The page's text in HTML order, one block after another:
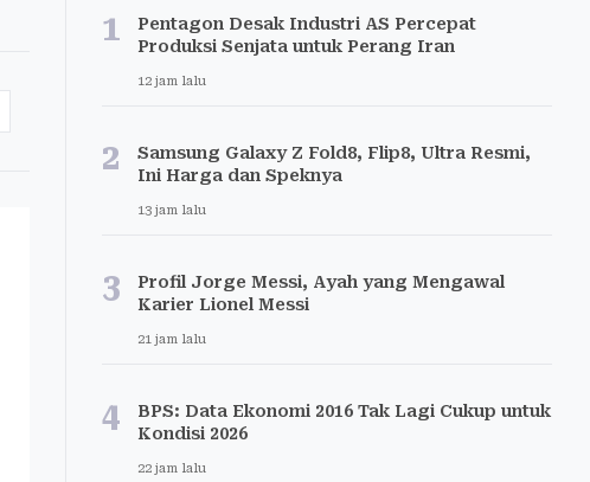
1
Pentagon Desak Industri AS Percepat
Produksi Senjata untuk Perang Iran
12 jam lalu
2
Samsung Galaxy Z Fold8, Flip8, Ultra Resmi,
Ini Harga dan Speknya
13 jam lalu
3
Profil Jorge Messi, Ayah yang Mengawal
Karier Lionel Messi
21 jam lalu
4
BPS: Data Ekonomi 2016 Tak Lagi Cukup untuk
Kondisi 2026
22 jam lalu